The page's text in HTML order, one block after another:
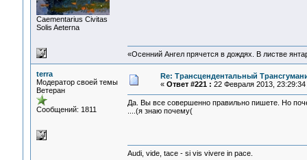
Сaementarius Civitas
Solis Aeterna
«Осенний Ангел прячется в дождях. В листве
terra
Модератор своей темы
Ветеран
Сообщений: 1811
Re: Трансцендентальный
« Ответ #221 : 22 Февраля 2013, 23:29:34
Да. Вы все совершенно правильно пишете. Но
....(я знаю почему(
Audi, vide, tace - si vis vivere in pace.